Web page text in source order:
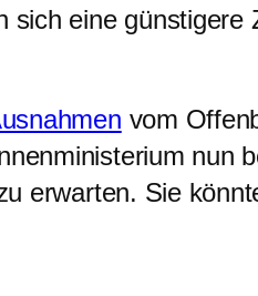
eine
vom
nun
erwarten. Sie